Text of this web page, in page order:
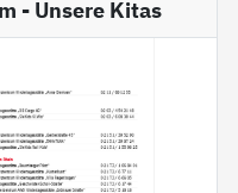
- Unsere Kitas